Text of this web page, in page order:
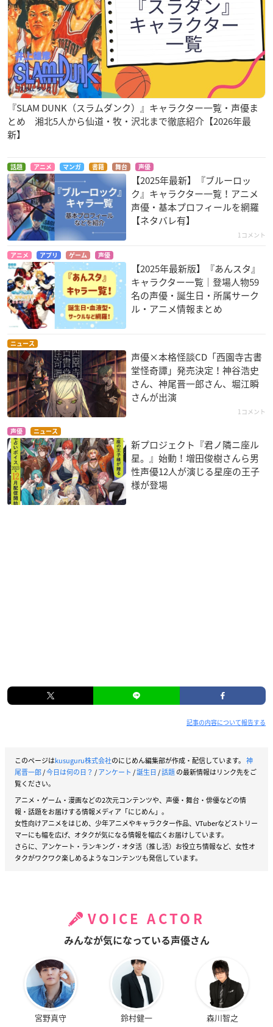
『SLAM DUNK（スラムダンク）』キャラクター一覧・声優ま
とめ 湘北5人から仙道・牧・沢北まで徹底紹介【2026年最
新】
話題 アニメ マンガ 書籍 舞台 声優
【2025年最新】『ブルーロッ
ク』キャラクター一覧！アニメ
声優・基本プロフィールを網羅
【ネタバレ有】
1コメント
アニメ アプリ ゲーム 声優
【2025年最新版】『あんスタ』
キャラクター一覧｜登場人物59
名の声優・誕生日・所属サーク
ル・アニメ情報まとめ
ニュース
声優×本格怪談CD「西園寺古書
堂怪奇譚」発売決定！神谷浩史
さん、神尾晋一郎さん、堀江瞬
さんが出演
1コメント
声優 ニュース
新プロジェクト『君ノ隣ニ座ル
星。』始動！増田俊樹さんら男
性声優12人が演じる星座の王子
様が登場
記事の内容について報告する
このページはkusuguru株式会社のにじめん編集部が作成・配信しています。 神
尾晋一郎/今日は何の日？ /アンケート /誕生日/話題の最新情報はリンク先をご
覧ください。
アニメ・ゲーム・漫画などの2次元コンテンツや、声優・舞台・俳優などの情
報・話題をお届けする情報メディア「にじめん」。
女性向けアニメをはじめ、少年アニメやキャラクター作品、VTuberなどストリー
マーにも幅を広げ、オタクが気になる情報を幅広くお届けしています。
さらに、アンケート・ランキング・オタ活（推し活）お役立ち情報など、女性オ
タクがワクワク楽しめるようなコンテンツも発信しています。
VOICE ACTOR
みんなが気になっている声優さん
宮野真守 鈴村健一 森川智之